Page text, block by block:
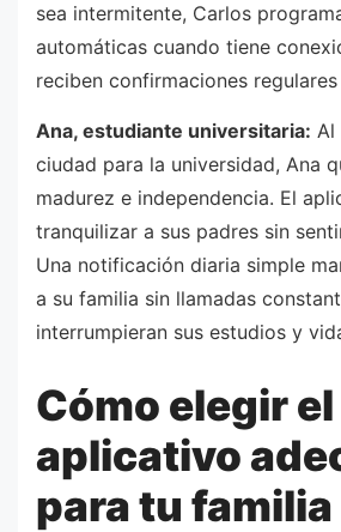
sea intermitente, Carlos
automáticas cuando tiene
reciben confirmaciones
Ana, estudiante universitaria: Al
ciudad para la universidad, Ana
madurez e independencia. El
tranquilizar a sus padres sin
Una notificación diaria simple
a su familia sin llamadas
interrumpieran sus estudios y
Cómo elegir el
aplicativo
para tu familia